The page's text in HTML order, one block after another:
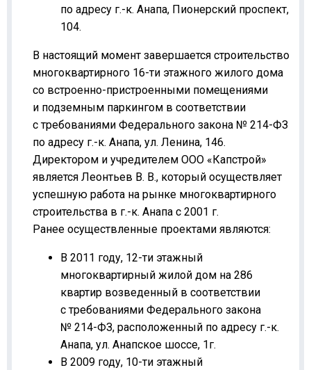
по адресу г.-к. Анапа, Пионерский проспект,
104.
В настоящий момент завершается строительство
многоквартирного 16-ти этажного жилого дома
со встроенно-пристроенными помещениями
и подземным паркингом в соответствии
с требованиями Федерального закона № 214-ФЗ
по адресу г.-к. Анапа, ул. Ленина, 146.
Директором и учредителем ООО «Капстрой»
является Леонтьев В. В., который осуществляет
успешную работа на рынке многоквартирного
строительства в г.-к. Анапа с 2001 г.
Ранее осуществленные проектами являются:
В 2011 году, 12-ти этажный
многоквартирный жилой дом на 286
квартир возведенный в соответствии
с требованиями Федерального закона
№ 214-ФЗ, расположенный по адресу г.-к.
Анапа, ул. Анапское шоссе, 1г.
В 2009 году, 10-ти этажный